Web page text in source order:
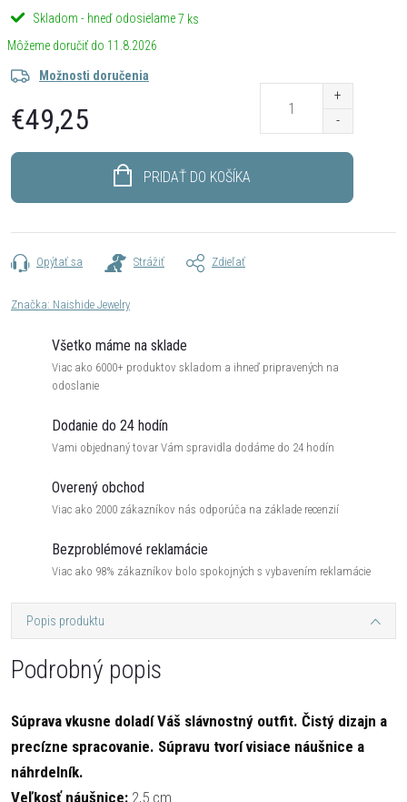
Skladom - hneď odosielame7 ks
11.8.2026
Možnosti doručenia
€49,25
PRIDAŤ DO KOŠÍKA
Opýtať sa Strážiť Zdieľať
Značka: Naishide Jewelry
Všetko máme na sklade
Viac ako 6000+ produktov skladom a ihneď pripravených na
odoslanie
Dodanie do 24 hodín
Vami objednaný tovar Vám spravidla dodáme do 24 hodín
Overený obchod
Viac ako 2000 zákazníkov nás odporúča na základe recenzií
Bezproblémové reklamácie
Viac ako 98% zákazníkov bolo spokojných s vybavením reklamácie
Popis produktu
Podrobný popis
Súprava vkusne doladí Váš slávnostný outfit. Čistý dizajn a
precízne spracovanie. Súpravu tvorí visiace náušnice a
náhrdelník.
Veľkosť náušnice: 2,5 cm